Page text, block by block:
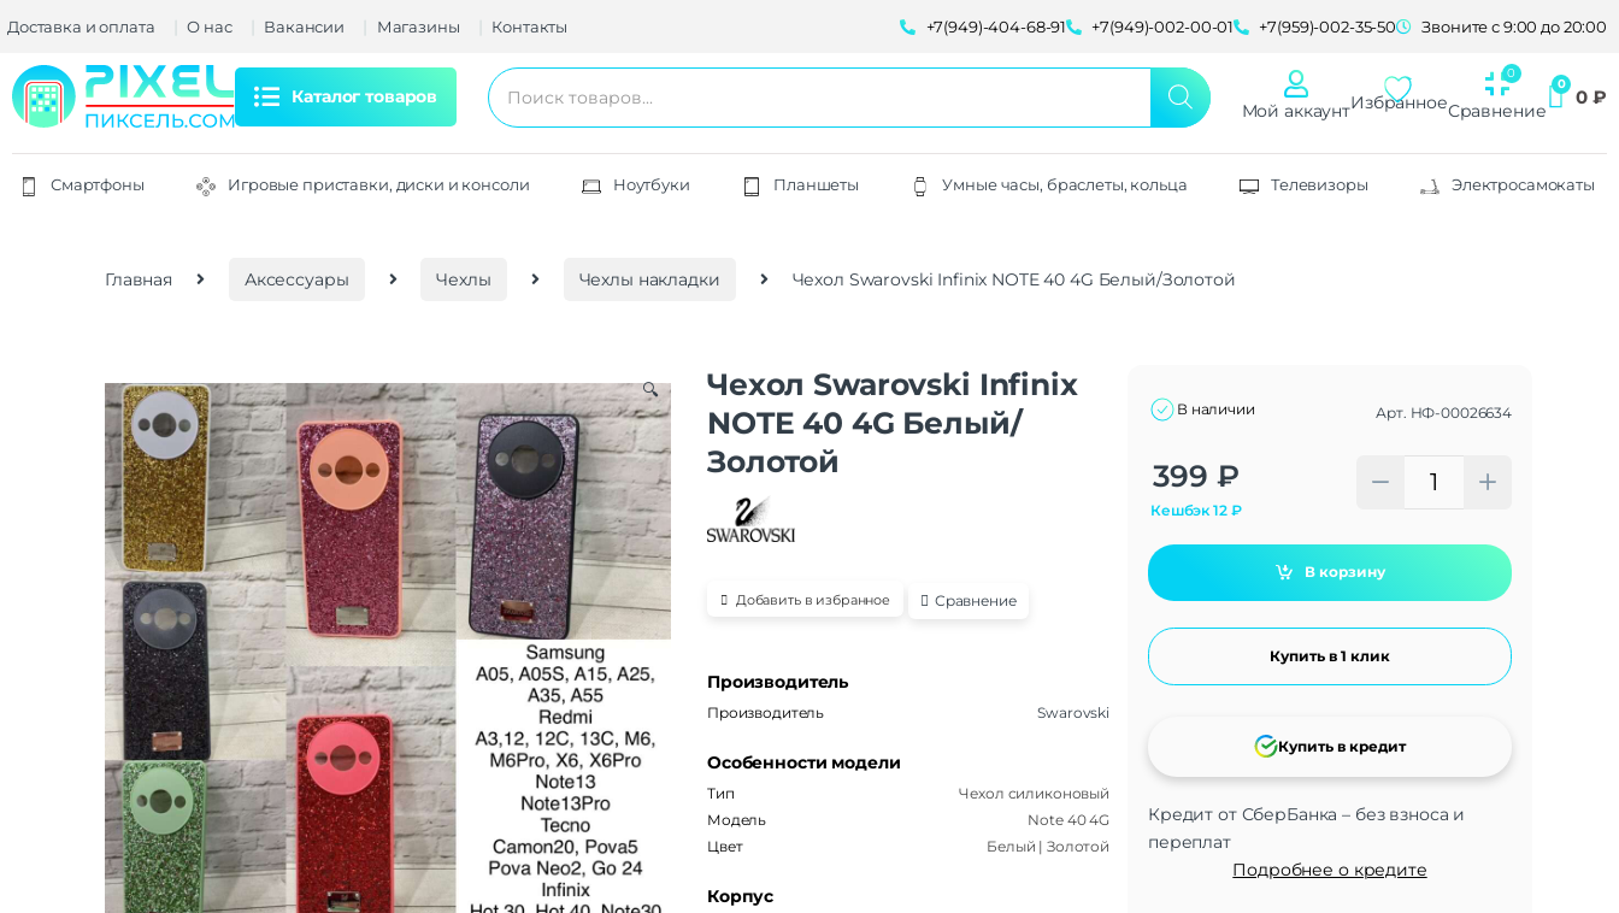
Доставка и оплата О нас Вакансии Магазины Контакты +7(949)-404-68-91 +7(949)-002-00-01 +7(959)-002-35-50 Звоните с 9:00 до 20:00
Каталог товаров
Мой аккаунтИзбранноеСравнение
0 ₽
Смартфоны Игровые приставки, диски и консоли Ноутбуки Планшеты Умные часы, браслеты, кольца Телевизоры Электросамокаты
Главная Аксессуары Чехлы Чехлы накладки Чехол Swarovski Infinix NOTE 40 4G Белый/Золотой
🔍
Чехол Swarovski Infinix
NOTE 40 4G Белый/
Золотой
Добавить в избранное Сравнение
Производитель
Производитель Swarovski
Особенности модели
Тип
Чехол силиконовый
Модель
Note 40 4G
Цвет
Белый | Золотой
Корпус
В наличии Арт. НФ-00026634
399 ₽
Кешбэк12₽
В корзину
Купить в 1 клик
Кредит от СберБанка – без взноса и
переплат
Подробнее о кредите
Купить в кредит
Alternative: